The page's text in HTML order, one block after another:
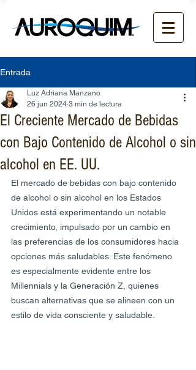
Entrada
El Creciente Mercado de Bebidas
con Bajo Contenido de Alcohol o sin
alcohol en EE. UU.
Luz Adriana Manzano
26 jun 2024 3 min de lectura
El mercado de bebidas con bajo contenido
de alcohol o sin alcohol en los Estados
Unidos está experimentando un notable
crecimiento, impulsado por un cambio en
las preferencias de los consumidores hacia
opciones más saludables. Este fenómeno
es especialmente evidente entre los
Millennials y la Generación Z, quienes
buscan alternativas que se alineen con un
estilo de vida consciente y saludable.